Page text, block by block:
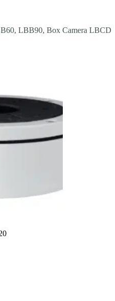
LBB90, Box Camera LBCD